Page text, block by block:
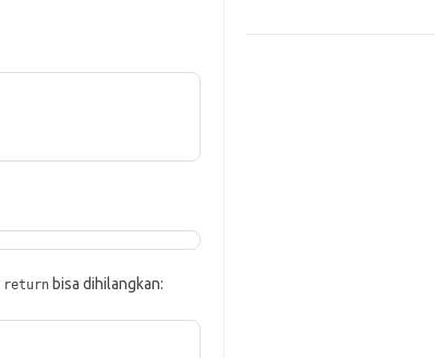
returnbisa dihilangkan: